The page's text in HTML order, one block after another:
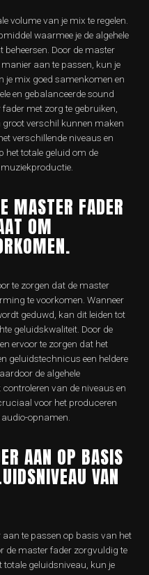
volume van je mix te regelen.
waarmee je de algehele
Door de master
aan te passen, kun je
je mix goed samenkomen en
en gebalanceerde sound
met zorg te gebruiken,
groot verschil kunnen maken
verschillende niveaus en
het totale geluid om de
MASTER FADER
OM
te zorgen dat de master
te voorkomen. Wanneer
geduwd, kan dit leiden tot
geluidskwaliteit. Door de
ervoor te zorgen dat het
geluidstechnicus een heldere
de algehele
van de niveaus en
voor het produceren
opnamen.
AAN OP BASIS
VAN
aan te passen op basis van het
de master fader zorgvuldig te
totale geluidsniveau, kun je